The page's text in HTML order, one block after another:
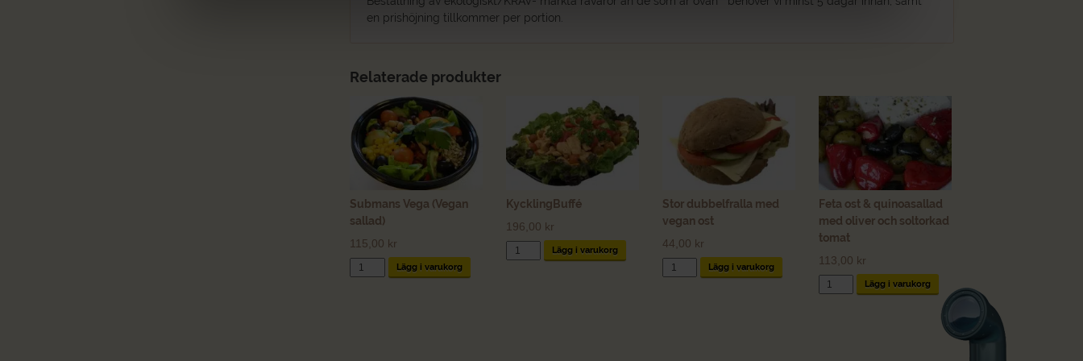
en prishöjning tillkommer per portion.
Relaterade produkter
Submans Vega (Vegan
sallad)
115,00 kr
Submans
Vega
Lägg i varukorg
KycklingBuffé
196,00 kr
KycklingBuffé
mängd
Lägg i varukorg
Stor dubbelfralla med
vegan ost
44,00 kr
Stor
dubbelfralla
Lägg i varukorg
Feta ost & quinoasallad
med oliver och soltorkad
tomat
113,00 kr
Feta
ost
Lägg i varukorg